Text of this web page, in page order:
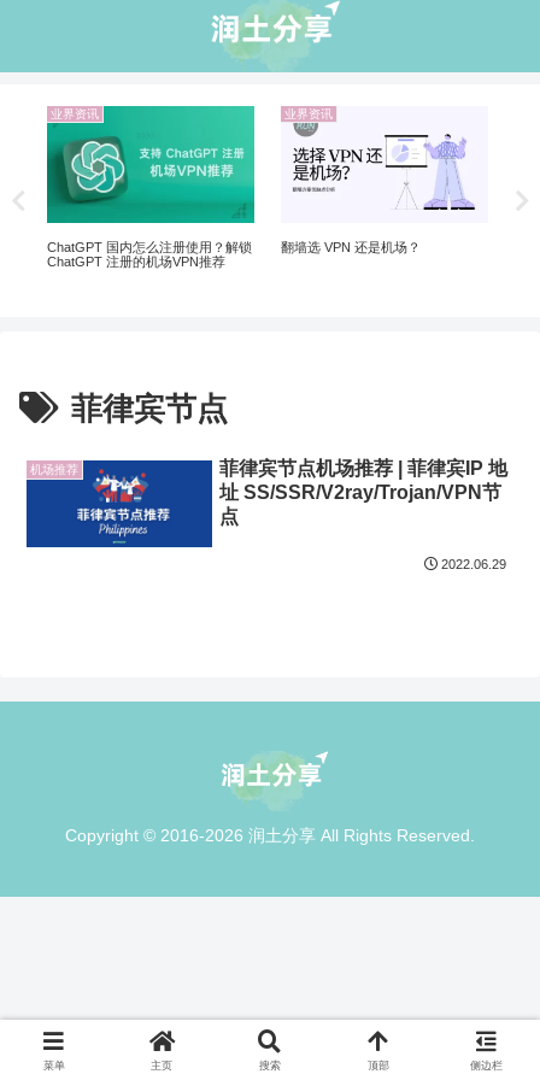
业界资讯
ChatGPT 国内怎么注册使用？解锁
ChatGPT 注册的机场VPN推荐
业界资讯
翻墙选 VPN 还是机场？
菲律宾节点
机场推荐
菲律宾节点机场推荐 | 菲律宾IP 地
址 SS/SSR/V2ray/Trojan/VPN节
点
2022.06.29
Copyright © 2016-2026 润土分享 All Rights Reserved.
菜单 主页 搜索 顶部 侧边栏